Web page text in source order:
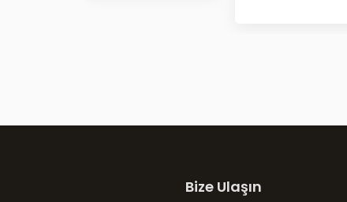
Bize Ulaşın